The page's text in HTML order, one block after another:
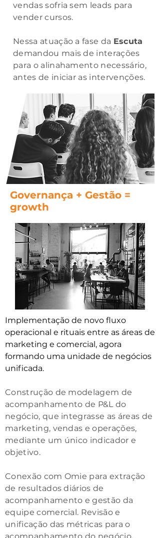
vendas sofria sem leads para
vender cursos.
Nessa atuação a fase da Escuta
demandou mais de interações
para o alinahamento necessário,
antes de iniciar as intervenções.
Governança + Gestão =
growth
Implementação de novo fluxo
operacional e rituais entre as áreas de
marketing e comercial, agora
formando uma unidade de negócios
unificada.
Construção de modelagem de
acompanhamento de P&L do
negócio, que integrasse as áreas de
marketing, vendas e operações,
mediante um único indicador e
objetivo.
Conexão com Omie para extração
de resultados diários de
acompanhamento e gestão da
equipe comercial. Revisão e
unificação das métricas para o